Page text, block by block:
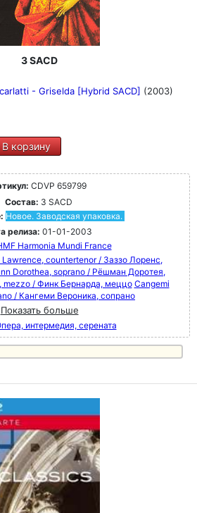
3 SACD
- Griselda [Hybrid SACD] (2003)
В корзину
CDVP 659799
Состав: 3 SACD
Новое. Заводская упаковка.
релиза: 01-01-2003
Harmonia Mundi France
countertenor / Заззо Лоренс,
Dorothea, soprano / Рёшман Доротея,
mezzo / Финк Бернарда, меццо Cangemi
/ Кангеми Вероника, сопрано
Показать больше
интермедия, серената